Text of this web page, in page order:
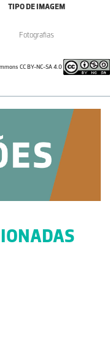
TIPO DE IMAGEM
Fotografias
CC BY-NC-SA 4.0